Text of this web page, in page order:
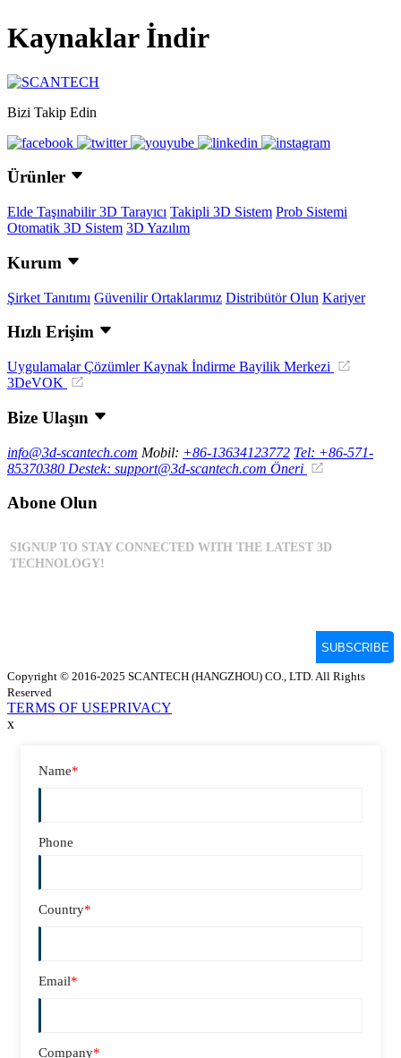
Kaynaklar İndir
Bizi Takip Edin
Ürünler
Elde Taşınabilir 3D Tarayıcı Takipli 3D Sistem Prob Sistemi
Otomatik 3D Sistem 3D Yazılım
Kurum
Şirket Tanıtımı Güvenilir Ortaklarımız Distribütör Olun Kariyer
Hızlı Erişim
UygulamalarÇözümlerKaynak İndirme Bayilik Merkezi
3DeVOK
Bize Ulaşın
info@3d-scantech.com Mobil: +86-13634123772 Tel: +86-571-
85370380 Destek: support@3d-scantech.com Öneri
Abone Olun
Copyright © 2016-2025 SCANTECH (HANGZHOU) CO., LTD. All Rights
Reserved
TERMS OF USEPRIVACY
x
Name*
Phone
Country*
Email*
Company*